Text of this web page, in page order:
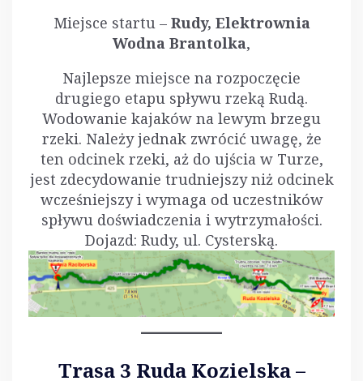
Miejsce startu – Rudy, Elektrownia
Wodna Brantolka,
Najlepsze miejsce na rozpoczęcie
drugiego etapu spływu rzeką Rudą.
Wodowanie kajaków na lewym brzegu
rzeki. Należy jednak zwrócić uwagę, że
ten odcinek rzeki, aż do ujścia w Turze,
jest zdecydowanie trudniejszy niż odcinek
wcześniejszy i wymaga od uczestników
spływu doświadczenia i wytrzymałości.
Dojazd: Rudy, ul. Cysterską.
Trasa 3 Ruda Kozielska –